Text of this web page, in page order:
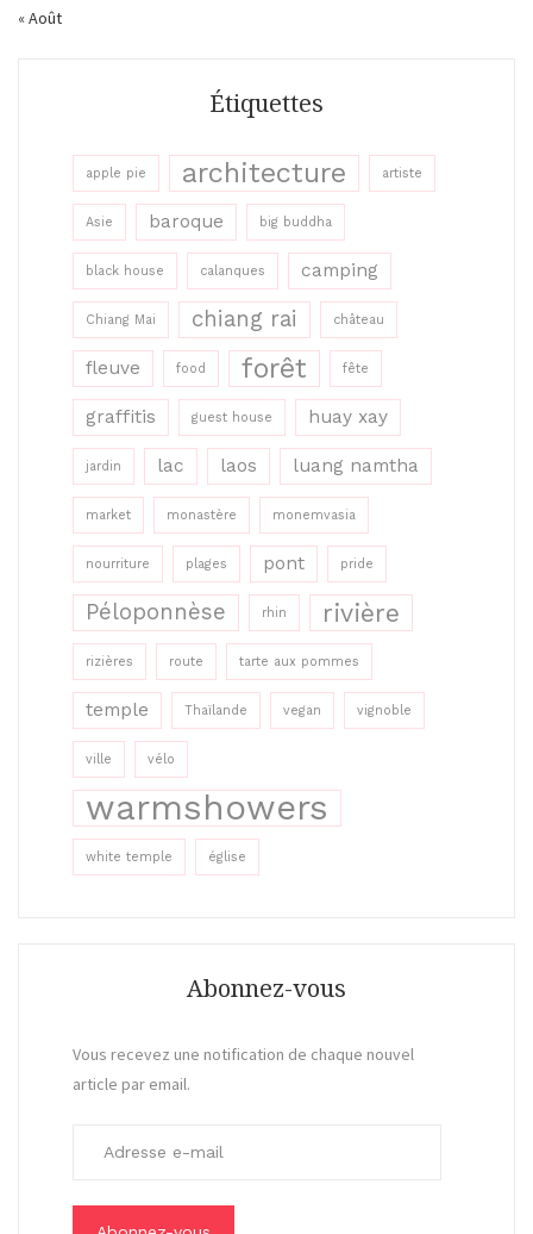
« Août
Étiquettes
apple pie architecture artiste
Asie baroque big buddha
black house calanques camping
Chiang Mai chiang rai château
fleuve food forêt fête
graffitis guest house huay xay
jardin lac laos luang namtha
market monastère monemvasia
nourriture plages pont pride
Péloponnèse rhin rivière
rizières route tarte aux pommes
temple Thaïlande vegan vignoble
ville vélo
warmshowers
white temple église
Abonnez-vous
Vous recevez une notification de chaque nouvel
article par email.